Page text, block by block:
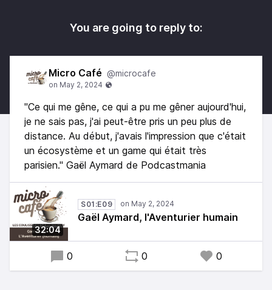
You are going to reply to:
Micro Café @microcafe
"Ce qui me gêne, ce qui a pu me gêner aujourd'hui,
je ne sais pas, j'ai peut-être pris un peu plus de
distance. Au début, j'avais l'impression que c'était
un écosystème et un game qui était très
parisien." Gaël Aymard de Podcastmania
32:04
S01:E09
Gaël Aymard, l'Aventurier humain
0 0 0